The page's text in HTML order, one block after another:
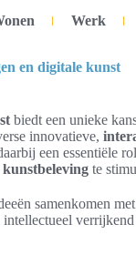
Werk
en digitale kunst
biedt een unieke
innovatieve,
een essentiële
kunstbeleving te
samenkomen
verrijkend